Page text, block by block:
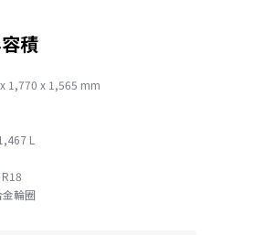
積
1,770 x 1,565 mm
L
輪圈